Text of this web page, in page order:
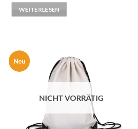
WEITERLESEN
Neu
NICHT VORRÄTIG